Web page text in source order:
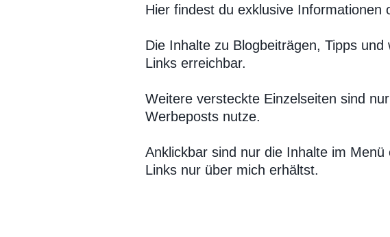
Hier findest du exklusive Informationen
Die Inhalte zu Blogbeiträgen, Tipps
Links erreichbar.
Weitere versteckte Einzelseiten sind
Werbeposts nutze.
Anklickbar sind nur die Inhalte im
Links nur über mich erhältst.